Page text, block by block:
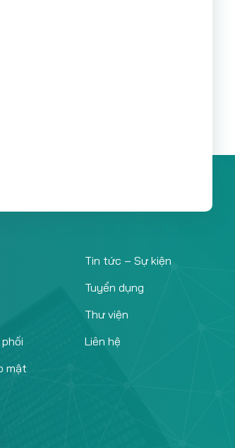
mật
Tin tức – Sự kiện
Tuyển dụng
Thư viện
Liên hệ